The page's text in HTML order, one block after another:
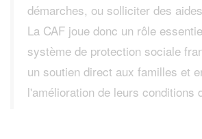
démarches, ou solliciter des
La CAF joue donc un rôle
système de protection sociale
un soutien direct aux familles et
l'amélioration de leurs conditions